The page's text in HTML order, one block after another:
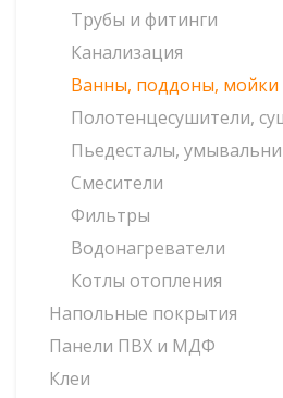
Трубы и фитинги
Канализация
Ванны, поддоны, мойки
Полотенцесушители,
Пьедесталы,
Смесители
Фильтры
Водонагреватели
Котлы отопления
Напольные покрытия
Панели ПВХ и МДФ
Клеи